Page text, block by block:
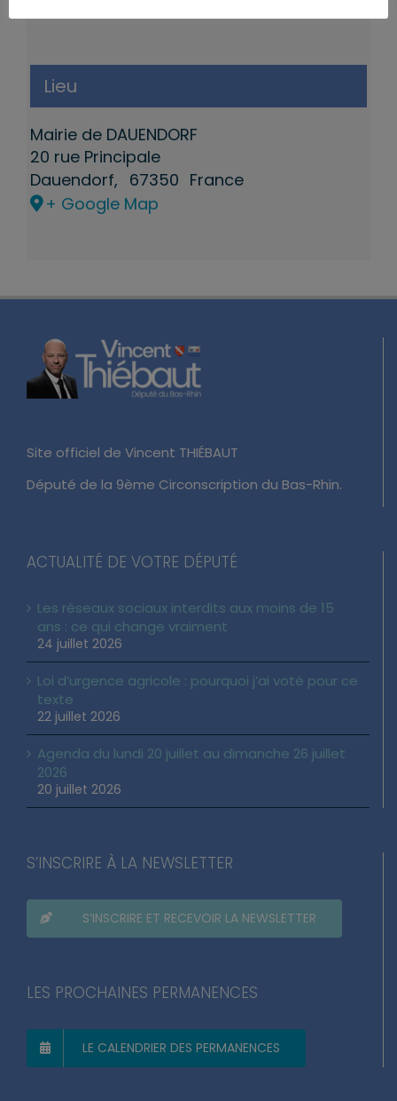
Lieu
Mairie de DAUENDORF
20 rue Principale
Dauendorf, 67350 France
+ Google Map
Site officiel de Vincent THIÉBAUT
Député de la 9ème Circonscription du Bas-Rhin.
ACTUALITÉ DE VOTRE DÉPUTÉ
Les réseaux sociaux interdits aux moins de 15
ans : ce qui change vraiment
24 juillet 2026
Loi d’urgence agricole : pourquoi j’ai voté pour ce
texte
22 juillet 2026
Agenda du lundi 20 juillet au dimanche 26 juillet
2026
20 juillet 2026
S’INSCRIRE À LA NEWSLETTER
S’INSCRIRE ET RECEVOIR LA NEWSLETTER
LES PROCHAINES PERMANENCES
LE CALENDRIER DES PERMANENCES